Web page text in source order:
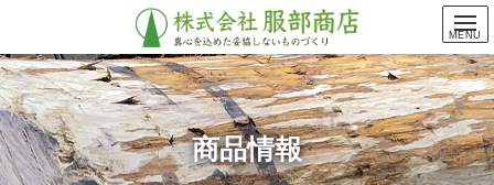
テ
ン
ツ
に
移
動
ゲ
ー
シ
ョ
ン
に
商品情報
MENU